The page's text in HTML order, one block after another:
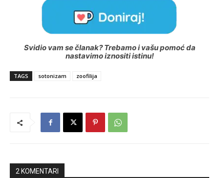
Svidio vam se članak? Trebamo i vašu pomoć da
nastavimo iznositi istinu!
TAGS sotonizam zoofilija
2 KOMENTARI